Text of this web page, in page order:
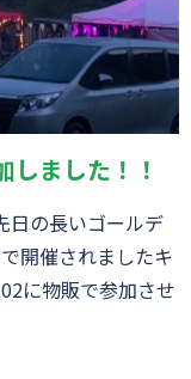
しました！！
日の長いゴールデ
開催されましたキ
に物販で参加させ